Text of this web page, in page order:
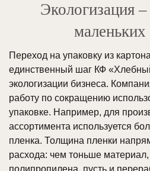
Экологизация
Переход на упаковку из
единственный шаг КФ
экологизации бизнеса.
работу по сокращению
упаковке. Например, для
ассортимента используется
пленка. Толщина пленки
расхода: чем тоньше